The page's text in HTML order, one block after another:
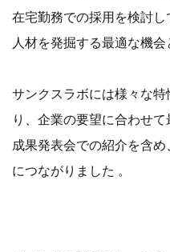
在宅勤務での採用を検討
人材を発掘する最適な機会
サンクスラボには様々な
り、企業の要望に合わせて
成果発表会での紹介を含
につながりました 。